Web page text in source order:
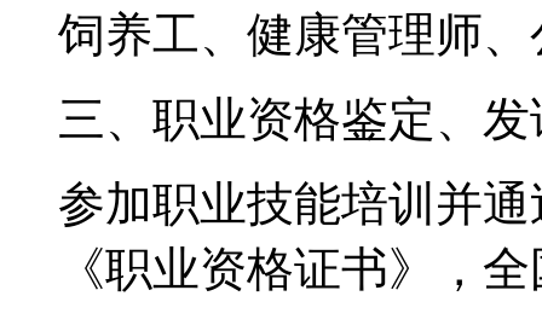
饲养工、健康管理师
三、职业资格鉴定、发
参加职业技能培训并
《职业资格证书》，